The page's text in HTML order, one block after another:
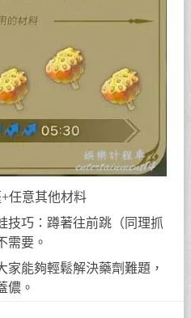
任意其他材料
技巧：蹲著往前跳（同理抓
需要。
家能夠輕鬆解決藥劑難題，
儂。